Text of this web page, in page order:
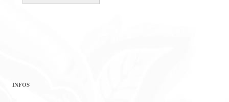
INFOS